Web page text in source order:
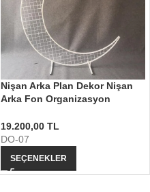
Nişan Arka Plan Dekor Nişan
Arka Fon Organizasyon
19.200,00 TL
DO-07
SEÇENEKLER